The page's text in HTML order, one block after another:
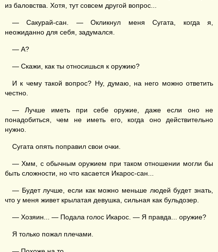
из баловства. Хотя, тут совсем другой вопрос...
— Сакурай-сан. — Окликнул меня Сугата, когда я,
неожиданно для себя, задумался.
— А?
— Скажи, как ты относишься к оружию?
И к чему такой вопрос? Ну, думаю, на него можно ответить
честно.
— Лучше иметь при себе оружие, даже если оно не
понадобиться, чем не иметь его, когда оно действительно
нужно.
Сугата опять поправил свои очки.
— Хмм, с обычным оружием при таком отношении могли бы
быть сложности, но что касается Икарос-сан...
— Будет лучше, если как можно меньше людей будет знать,
что у меня живет крылатая девушка, сильная как бульдозер.
— Хозяин... — Подала голос Икарос. — Я правда... оружие?
Я только пожал плечами.